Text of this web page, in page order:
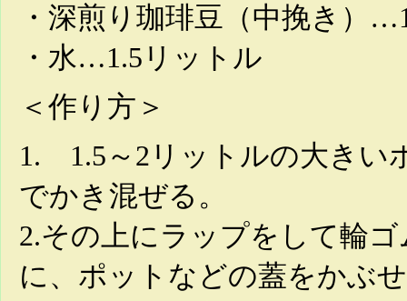
・深煎り珈琲豆（中挽き）
・水…1.5リットル
＜作り方＞
1. 1.5～2リットルの大きい
でかき混ぜる。
2.その上にラップをして輪
に、ポットなどの蓋をかぶ